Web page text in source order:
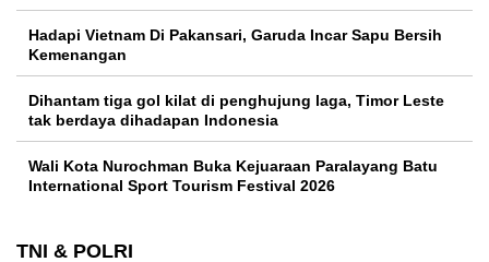
Hadapi Vietnam Di Pakansari, Garuda Incar Sapu Bersih
Kemenangan
Dihantam tiga gol kilat di penghujung laga, Timor Leste
tak berdaya dihadapan Indonesia
Wali Kota Nurochman Buka Kejuaraan Paralayang Batu
International Sport Tourism Festival 2026
TNI & POLRI